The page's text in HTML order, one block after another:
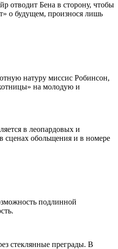
отводит Бена в сторону, чтобы
о будущем, произнося лишь
натуру миссис Робинсон,
на молодую и
в леопардовых и
сценах обольщения и в номере
подлинной
стеклянные преграды. В